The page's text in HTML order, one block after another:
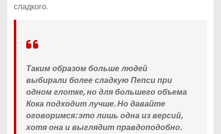
сладкого.
Таким образом больше людей
выбирали более сладкую Пепси при
одном глотке, но для большего объема
Кока подходит лучше. Но давайте
оговоримся: это лишь одна из версий,
хотя она и выглядит правдоподобно.